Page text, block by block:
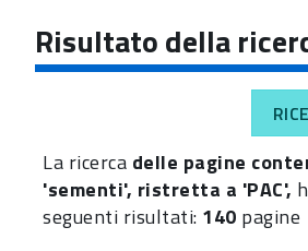
navigazione
Risultato della
La ricerca delle pagine
'sementi', ristretta a 'PAC',
seguenti risultati: 140 pagine